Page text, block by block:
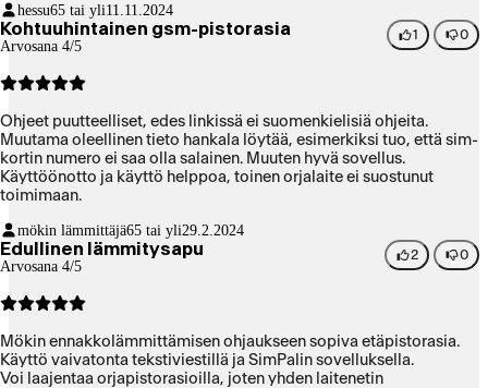
hessu65 tai yli11.11.2024
Kohtuuhintainen gsm-pistorasia
Arvosana 4/5
1 0
Ohjeet puutteelliset, edes linkissä ei suomenkielisiä ohjeita.
Muutama oleellinen tieto hankala löytää, esimerkiksi tuo, että sim-
kortin numero ei saa olla salainen. Muuten hyvä sovellus.
Käyttöönotto ja käyttö helppoa, toinen orjalaite ei suostunut
toimimaan.
mökin lämmittäjä65 tai yli29.2.2024
Edullinen lämmitysapu
Arvosana 4/5
2 0
Mökin ennakkolämmittämisen ohjaukseen sopiva etäpistorasia.
Käyttö vaivatonta tekstiviestillä ja SimPalin sovelluksella.
Voi laajentaa orjapistorasioilla, joten yhden laitenetin